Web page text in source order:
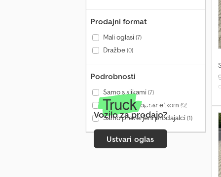
Prodajni format
Mali oglasi(7)
Dražbe(0)
Podrobnosti
Samo s slikami(7)
Samo z videoposnetkom (0)
Samo preverjeni prodajalci(1)
Vozilo za prodajo?
Ustvari oglas